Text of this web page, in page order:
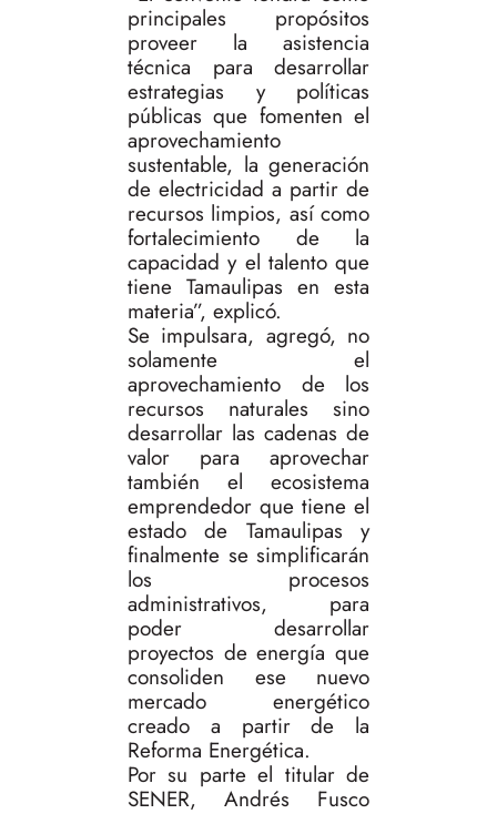
principales propósitos
proveer la asistencia
técnica para desarrollar
estrategias y políticas
públicas que fomenten el
aprovechamiento
sustentable, la generación
de electricidad a partir de
recursos limpios, así como
fortalecimiento de la
capacidad y el talento que
tiene Tamaulipas en esta
materia”, explicó.
Se impulsara, agregó, no
solamente el
aprovechamiento de los
recursos naturales sino
desarrollar las cadenas de
valor para aprovechar
también el ecosistema
emprendedor que tiene el
estado de Tamaulipas y
finalmente se simplificarán
los procesos
administrativos, para
poder desarrollar
proyectos de energía que
consoliden ese nuevo
mercado energético
creado a partir de la
Reforma Energética.
Por su parte el titular de
SENER, Andrés Fusco